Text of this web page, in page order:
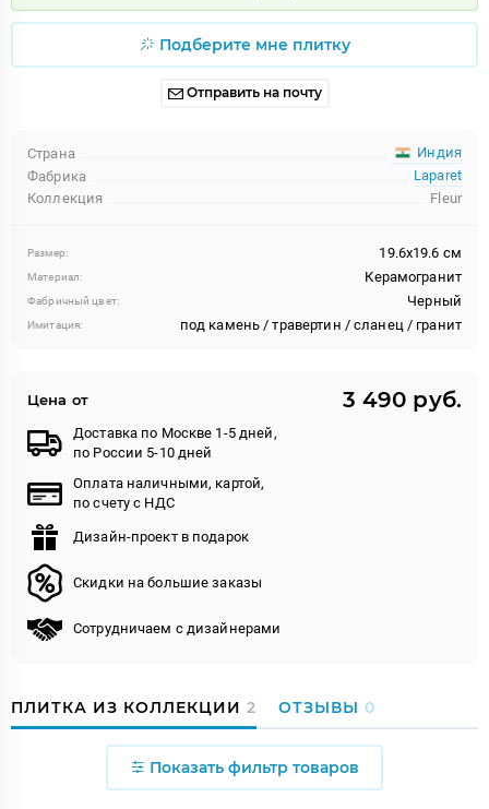
Подберите мне плитку
Отправить на почту
Страна
Индия
Фабрика
Laparet
Коллекция
Fleur
Размер: 19.6x19.6 см
Материал: Керамогранит
Фабричный цвет: Черный
Имитация: под камень / травертин / сланец / гранит
Цена от 3 490 руб.
Доставка по Москве 1-5 дней,
по России 5-10 дней
Оплата наличными, картой,
по счету с НДС
Дизайн-проект в подарок
Скидки на большие заказы
Сотрудничаем с дизайнерами
ПЛИТКА ИЗ КОЛЛЕКЦИИ 2 ОТЗЫВЫ 0
Показать фильтр товаров